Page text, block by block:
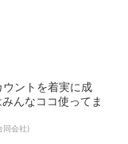
ウントを着実に成
んなココ使ってま
同会社)